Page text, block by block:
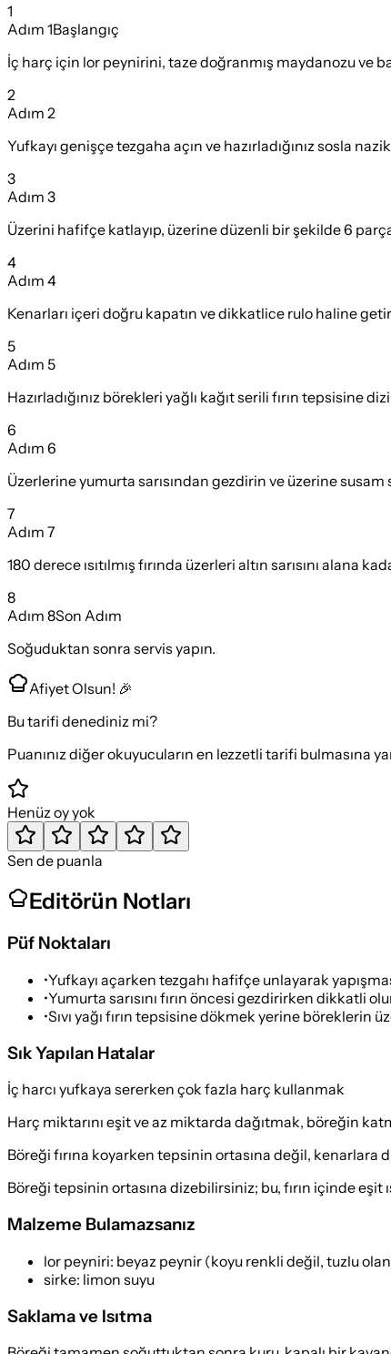
1
Adım 1Başlangıç
İç harç için lor peynirini, taze doğranmış maydanozu ve
2
Adım 2
Yufkayı genişçe tezgaha açın ve hazırladığınız sosla
3
Adım 3
Üzerini hafifçe katlayıp, üzerine düzenli bir şekilde 6
4
Adım 4
Kenarları içeri doğru kapatın ve dikkatlice rulo haline
5
Adım 5
Hazırladığınız börekleri yağlı kağıt serili fırın tepsisine
6
Adım 6
Üzerlerine yumurta sarısından gezdirin ve üzerine susam
7
Adım 7
180 derece ısıtılmış fırında üzerleri altın sarısını alana
8
Adım 8Son Adım
Soğuduktan sonra servis yapın.
Afiyet Olsun! 🎉
Bu tarifi denediniz mi?
Puanınız diğer okuyucuların en lezzetli tarifi bulmasına
Henüz oy yok
Sen de puanla
Editörün Notları
Püf Noktaları
•Yufkayı açarken tezgahı hafifçe unlayarak
•Yumurta sarısını fırın öncesi gezdirirken dikkatli
•Sıvı yağı fırın tepsisine dökmek yerine böreklerin
Sık Yapılan Hatalar
İç harcı yufkaya sererken çok fazla harç kullanmak
Harç miktarını eşit ve az miktarda dağıtmak, böreğin
Böreği fırına koyarken tepsinin ortasına değil, kenarlara
Böreği tepsinin ortasına dizebilirsiniz; bu, fırın içinde eşit
Malzeme Bulamazsanız
lor peyniri: beyaz peynir (koyu renkli değil, tuzlu
sirke: limon suyu
Saklama ve Isıtma